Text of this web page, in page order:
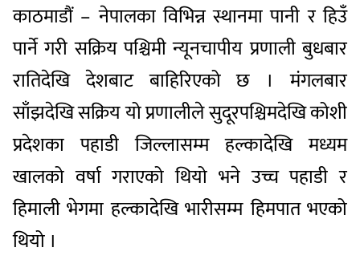
काठमाडौं – नेपालका विभिन्न स्थानमा पानी र हिउँ
पार्ने गरी सक्रिय पश्चिमी न्यूनचापीय प्रणाली बुधबार
रातिदेखि देशबाट बाहिरिएको छ । मंगलबार
साँझदेखि सक्रिय यो प्रणालीले सुदूरपश्चिमदेखि कोशी
प्रदेशका पहाडी जिल्लासम्म हल्कादेखि मध्यम
खालको वर्षा गराएको थियो भने उच्च पहाडी र
हिमाली भेगमा हल्कादेखि भारीसम्म हिमपात भएको
थियो ।